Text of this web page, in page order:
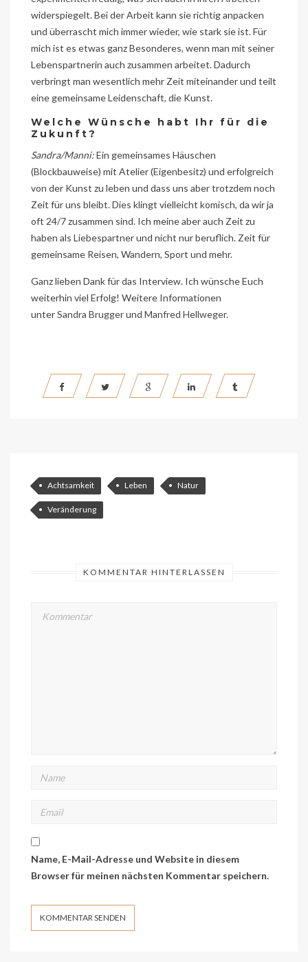
widerspiegelt. Bei der Arbeit kann sie richtig anpacken
und überrascht mich immer wieder, wie stark sie ist. Für
mich ist es etwas ganz Besonderes, wenn man mit seiner
Lebenspartnerin auch zusammen arbeitet. Dadurch
verbringt man wesentlich mehr Zeit miteinander und teilt
eine gemeinsame Leidenschaft, die Kunst.
Welche Wünsche habt Ihr für die
Zukunft?
Sandra/Manni:Ein gemeinsames Häuschen
(Blockbauweise) mit Atelier (Eigenbesitz) und erfolgreich
von der Kunst zu leben und dass uns aber trotzdem noch
Zeit für uns bleibt. Dies klingt vielleicht komisch, da wir ja
oft 24/7 zusammen sind. Ich meine aber auch Zeit zu
haben als Liebespartner und nicht nur beruflich. Zeit für
gemeinsame Reisen, Wandern, Sport und mehr.
Ganz lieben Dank für das Interview. Ich wünsche Euch
weiterhin viel Erfolg! Weitere Informationen
unterSandra Bruggerund Manfred Hellweger.
Achtsamkeit Leben Natur
Veränderung
KOMMENTAR HINTERLASSEN
Name, E-Mail-Adresse und Website in diesem
Browser für meinen nächsten Kommentar speichern.